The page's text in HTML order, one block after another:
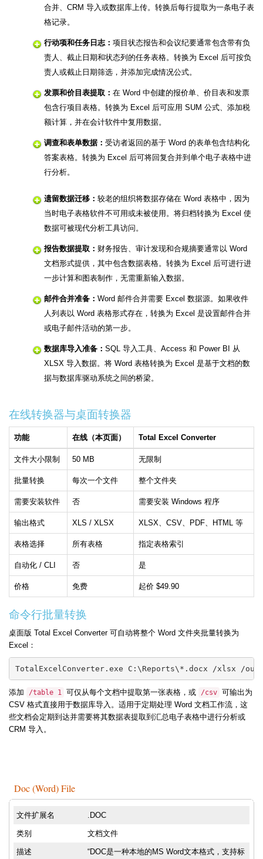
合并、CRM 导入或数据库上传。转换后每行提取为一条电子表
格记录。
行动项和任务日志： 项目状态报告和会议纪要通常包含带有负
责人、截止日期和状态列的任务表格。转换为 Excel 后可按负
责人或截止日期筛选，并添加完成情况公式。
发票和价目表提取： 在 Word 中创建的报价单、价目表和发票
包含行项目表格。转换为 Excel 后可应用 SUM 公式、添加税
额计算，并在会计软件中复用数据。
调查和表单数据： 受访者返回的基于 Word 的表单包含结构化
答案表格。转换为 Excel 后可将回复合并到单个电子表格中进
行分析。
遗留数据迁移： 较老的组织将数据存储在 Word 表格中，因为
当时电子表格软件不可用或未被使用。将归档转换为 Excel 使
数据可被现代分析工具访问。
报告数据提取： 财务报告、审计发现和合规摘要通常以 Word
文档形式提供，其中包含数据表格。转换为 Excel 后可进行进
一步计算和图表制作，无需重新输入数据。
邮件合并准备： Word 邮件合并需要 Excel 数据源。如果收件
人列表以 Word 表格形式存在，转换为 Excel 是设置邮件合并
或电子邮件活动的第一步。
数据库导入准备： SQL 导入工具、Access 和 Power BI 从
XLSX 导入数据。将 Word 表格转换为 Excel 是基于文档的数
据与数据库驱动系统之间的桥梁。
在线转换器与桌面转换器
功能 在线（本页面） Total Excel Converter
文件大小限制 50 MB 无限制
批量转换 每次一个文件 整个文件夹
需要安装软件 否 需要安装 Windows 程序
输出格式 XLS / XLSX XLSX、CSV、PDF、HTML 等
表格选择 所有表格 指定表格索引
自动化 / CLI 否 是
价格 免费 起价 $49.90
命令行批量转换
桌面版 Total Excel Converter 可自动将整个 Word 文件夹批量转换为
Excel：
TotalExcelConverter.exe C:\Reports\*.docx /xlsx /out
添加 /table 1 可仅从每个文档中提取第一张表格，或 /csv 可输出为
CSV 格式直接用于数据库导入。适用于定期处理 Word 文档工作流，这
些文档会定期到达并需要将其数据表提取到汇总电子表格中进行分析或
CRM 导入。
Doc (Word) File
文件扩展名 .DOC
类别 文档文件
描述
“DOC是一种本地的MS Word文本格式，支持标